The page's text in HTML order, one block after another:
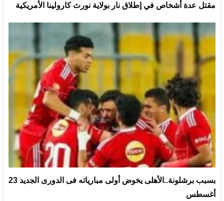
مقتل عدة أشخاص في إطلاق نار بولاية نورث كارولينا الأمريكية
بسبب برشلونة..الأهلى يخوض أولى مبارياته فى الدورى الجديد 23
أغسطس